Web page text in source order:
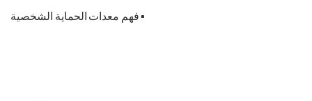
▪فهم معدات الحماية الشخصية